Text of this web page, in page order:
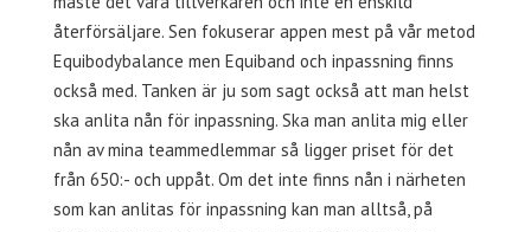
återförsäljare. Sen fokuserar appen mest på vår metod
Equibodybalance men Equiband och inpassning finns
också med. Tanken är ju som sagt också att man helst
ska anlita nån för inpassning. Ska man anlita mig eller
nån av mina teammedlemmar så ligger priset för det
från 650:- och uppåt. Om det inte finns nån i närheten
som kan anlitas för inpassning kan man alltså, på